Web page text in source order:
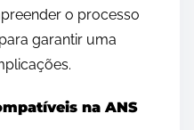
o processo
garantir uma
na ANS